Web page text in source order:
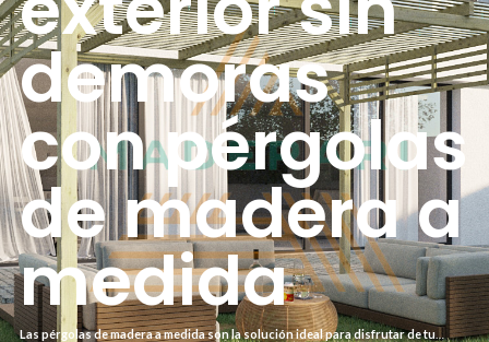
demoras
con pérgolas
de madera a
medida
Las pérgolas de madera a medida son la solución ideal para disfrutar de tu